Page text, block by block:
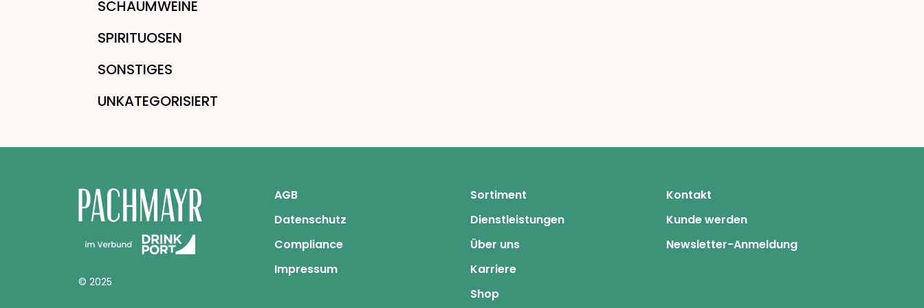
SCHAUMWEINE
SPIRITUOSEN
SONSTIGES
UNKATEGORISIERT
© 2025
AGB
Datenschutz
Compliance
Impressum
Sortiment
Dienstleistungen
Über uns
Karriere
Shop
Kontakt
Kunde werden
Newsletter-Anmeldung